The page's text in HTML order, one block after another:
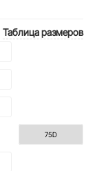
Таблица размеров
75D